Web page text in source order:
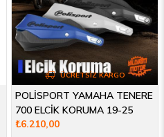
POLİSPORT YAMAHA TENERE
700 ELCİK KORUMA 19-25
₺6.210,00
ÜCRETSIZ KARGO